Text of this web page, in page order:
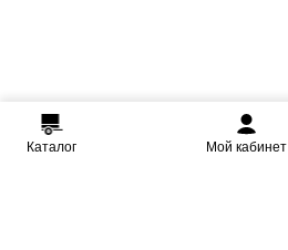
Каталог Мой кабинет